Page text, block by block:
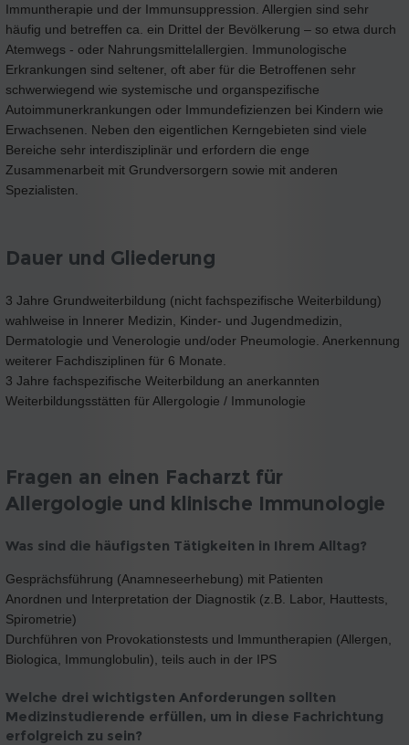
Immuntherapie und der Immunsuppression. Allergien sind sehr
häufig und betreffen ca. ein Drittel der Bevölkerung – so etwa durch
Atemwegs - oder Nahrungsmittelallergien. Immunologische
Erkrankungen sind seltener, oft aber für die Betroffenen sehr
schwerwiegend wie systemische und organspezifische
Autoimmunerkrankungen oder Immundefizienzen bei Kindern wie
Erwachsenen. Neben den eigentlichen Kerngebieten sind viele
Bereiche sehr interdisziplinär und erfordern die enge
Zusammenarbeit mit Grundversorgern sowie mit anderen
Spezialisten.
Dauer und Gliederung
3 Jahre Grundweiterbildung (nicht fachspezifische Weiterbildung)
wahlweise in Innerer Medizin, Kinder- und Jugendmedizin,
Dermatologie und Venerologie und/oder Pneumologie. Anerkennung
weiterer Fachdisziplinen für 6 Monate.
3 Jahre fachspezifische Weiterbildung an anerkannten
Weiterbildungsstätten für Allergologie / Immunologie
Fragen an einen Facharzt für
Allergologie und klinische Immunologie
Was sind die häufigsten Tätigkeiten in Ihrem Alltag?
Gesprächsführung (Anamneseerhebung) mit Patienten
Anordnen und Interpretation der Diagnostik (z.B. Labor, Hauttests,
Spirometrie)
Durchführen von Provokationstests und Immuntherapien (Allergen,
Biologica, Immunglobulin), teils auch in der IPS
Welche drei wichtigsten Anforderungen sollten
Medizinstudierende erfüllen, um in diese Fachrichtung
erfolgreich zu sein?